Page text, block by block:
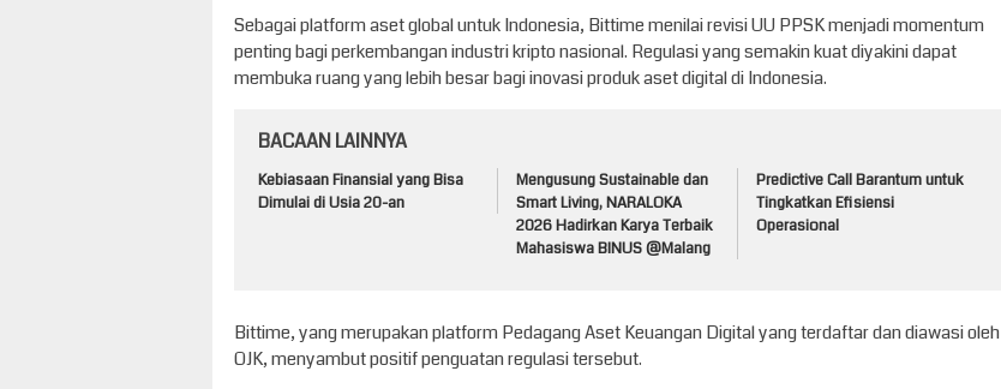
Sebagai platform aset global untuk Indonesia, Bittime menilai revisi UU PPSK menjadi momentum
penting bagi perkembangan industri kripto nasional. Regulasi yang semakin kuat diyakini dapat
membuka ruang yang lebih besar bagi inovasi produk aset digital di Indonesia.
BACAAN LAINNYA
Kebiasaan Finansial yang Bisa
Dimulai di Usia 20-an
Mengusung Sustainable dan
Smart Living, NARALOKA
2026 Hadirkan Karya Terbaik
Mahasiswa BINUS @Malang
Predictive Call Barantum untuk
Tingkatkan Efisiensi
Operasional
Bittime, yang merupakan platform Pedagang Aset Keuangan Digital yang terdaftar dan diawasi oleh
OJK, menyambut positif penguatan regulasi tersebut.